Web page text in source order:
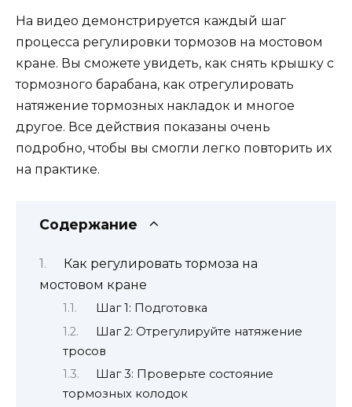
На видео демонстрируется каждый шаг
процесса регулировки тормозов на мостовом
кране. Вы сможете увидеть, как снять крышку с
тормозного барабана, как отрегулировать
натяжение тормозных накладок и многое
другое. Все действия показаны очень
подробно, чтобы вы смогли легко повторить их
на практике.
Содержание
Как регулировать тормоза на
мостовом кране
Шаг 1: Подготовка
Шаг 2: Отрегулируйте натяжение
тросов
Шаг 3: Проверьте состояние
тормозных колодок